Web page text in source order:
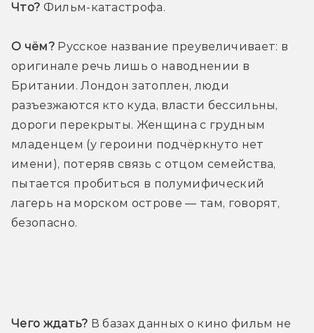
Что? Фильм-катастрофа.
О чём? Русское название преувеличивает: в
оригинале речь лишь о наводнении в
Британии. Лондон затоплен, люди
разъезжаются кто куда, власти бессильны,
дороги перекрыты. Женщина с грудным
младенцем (у героини подчёркнуто нет
имени), потеряв связь с отцом семейства,
пытается пробиться в полумифический
лагерь на морском острове — там, говорят,
безопасно.
Чего ждать? В базах данных о кино фильм не